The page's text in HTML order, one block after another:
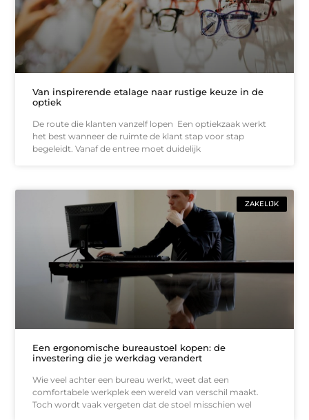
Van inspirerende etalage naar rustige keuze in de
optiek
De route die klanten vanzelf lopen Een optiekzaak werkt
het best wanneer de ruimte de klant stap voor stap
begeleidt. Vanaf de entree moet duidelijk
ZAKELIJK
Een ergonomische bureaustoel kopen: de
investering die je werkdag verandert
Wie veel achter een bureau werkt, weet dat een
comfortabele werkplek een wereld van verschil maakt.
Toch wordt vaak vergeten dat de stoel misschien wel